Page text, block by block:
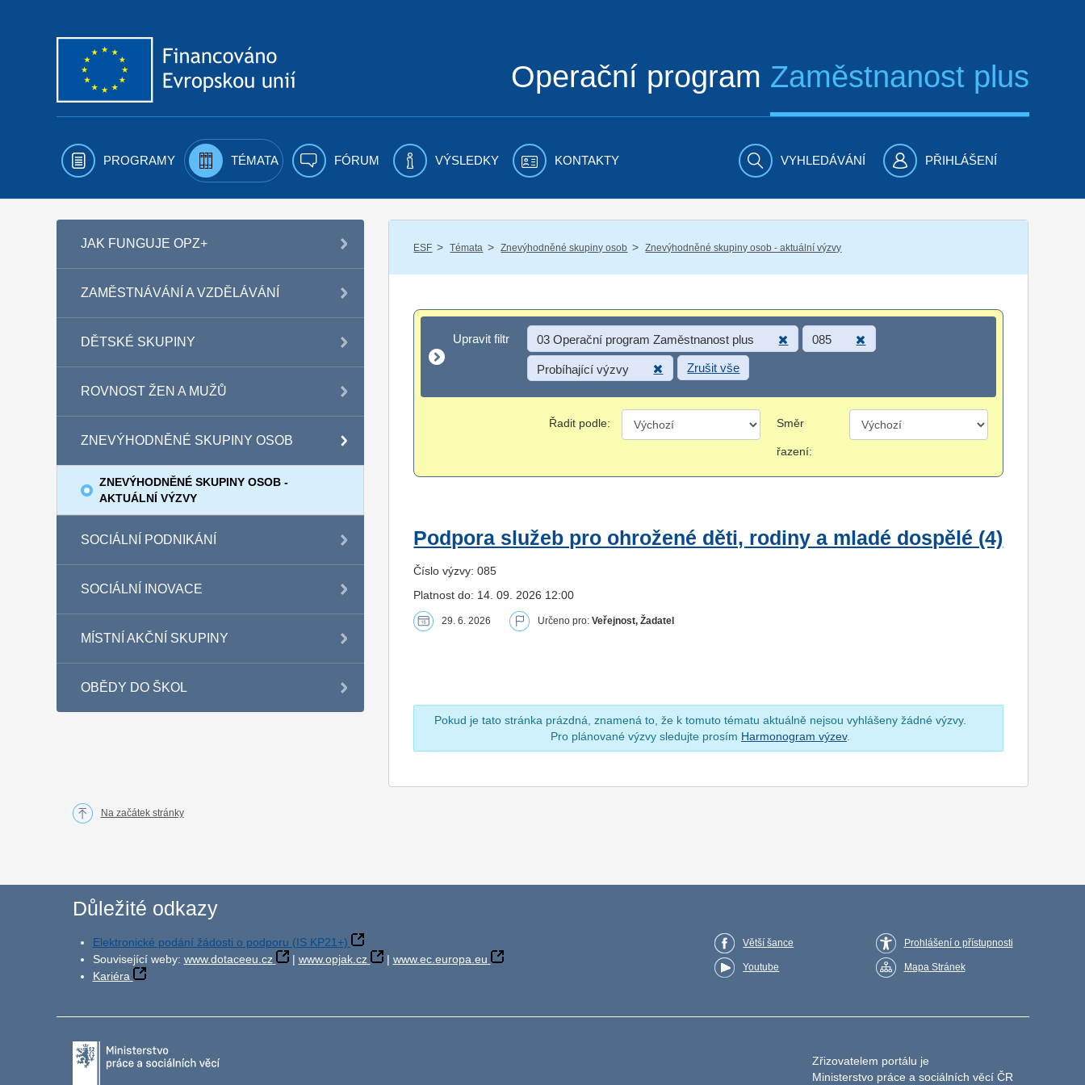
Operační program Zaměstnanost plus
PROGRAMY TÉMATA FÓRUM VÝSLEDKY KONTAKTY VYHLEDÁVÁNÍ PŘIHLÁŠENÍ
JAK FUNGUJE OPZ+
ZAMĚSTNÁVÁNÍ A VZDĚLÁVÁNÍ
DĚTSKÉ SKUPINY
ROVNOST ŽEN A MUŽŮ
ZNEVÝHODNĚNÉ SKUPINY OSOB
ZNEVÝHODNĚNÉ SKUPINY OSOB -
AKTUÁLNÍ VÝZVY
SOCIÁLNÍ PODNIKÁNÍ
SOCIÁLNÍ INOVACE
MÍSTNÍ AKČNÍ SKUPINY
OBĚDY DO ŠKOL
ESF / Témata / Znevýhodněné skupiny osob / Znevýhodněné skupiny osob - aktuální výzvy
Upravit filtr
Upravit filtr 03 Operační program Zaměstnanost plus 085
Probíhající výzvy Zrušit vše
Řadit podle: Směr
řazení:
Podpora služeb pro ohrožené děti, rodiny a mladé dospělé (4)
Číslo výzvy: 085
Platnost do: 14. 09. 2026 12:00
29. 6. 2026 Určeno pro:Veřejnost, Žadatel
Pokud je tato stránka prázdná, znamená to, že k tomuto tématu aktuálně nejsou vyhlášeny žádné výzvy.
Pro plánované výzvy sledujte prosím Harmonogram výzev.
Na začátek stránky
Důležité odkazy
Elektronické podání žádosti o podporu (IS KP21+)
Související weby: www.dotaceeu.cz | www.opjak.cz | www.ec.europa.eu
Kariéra
Větší šance
Youtube
Prohlášení o přístupnosti
Mapa Stránek
Zřizovatelem portálu je
Ministerstvo práce a sociálních věcí ČR